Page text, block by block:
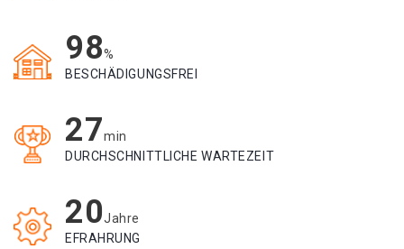
98%
BESCHÄDIGUNGSFREI
27min
DURCHSCHNITTLICHE WARTEZEIT
20Jahre
EFRAHRUNG